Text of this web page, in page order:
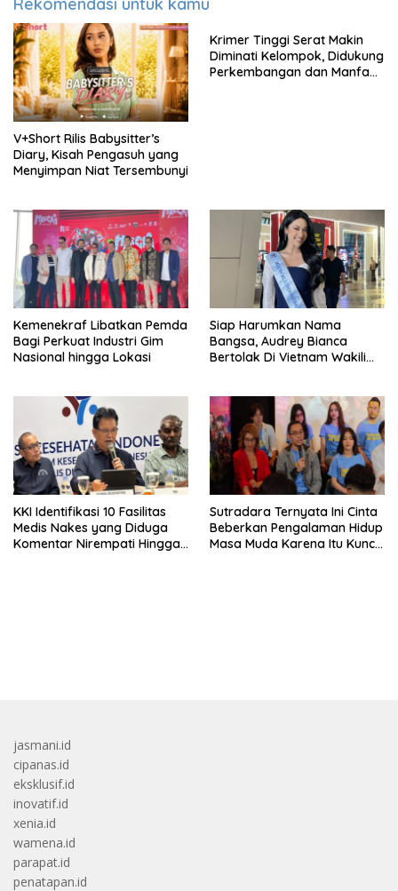
Rekomendasi untuk kamu
V+Short Rilis Babysitter’s
Diary, Kisah Pengasuh yang
Menyimpan Niat Tersembunyi
Krimer Tinggi Serat Makin
Diminati Kelompok, Didukung
Perkembangan dan Manfaat
Kemenekraf Libatkan Pemda
Bagi Perkuat Industri Gim
Nasional hingga Lokasi
Siap Harumkan Nama
Bangsa, Audrey Bianca
Bertolak Di Vietnam Wakili
KKI Identifikasi 10 Fasilitas
Medis Nakes yang Diduga
Komentar Nirempati Hingga
Sutradara Ternyata Ini Cinta
Beberkan Pengalaman Hidup
Masa Muda Karena Itu Kunci
jasmani.id
cipanas.id
eksklusif.id
inovatif.id
xenia.id
wamena.id
parapat.id
penatapan.id